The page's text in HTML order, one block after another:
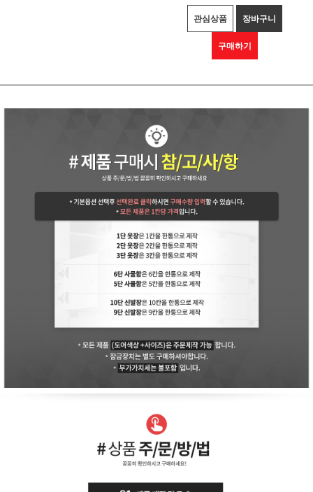
관심상품 장바구니
구매하기